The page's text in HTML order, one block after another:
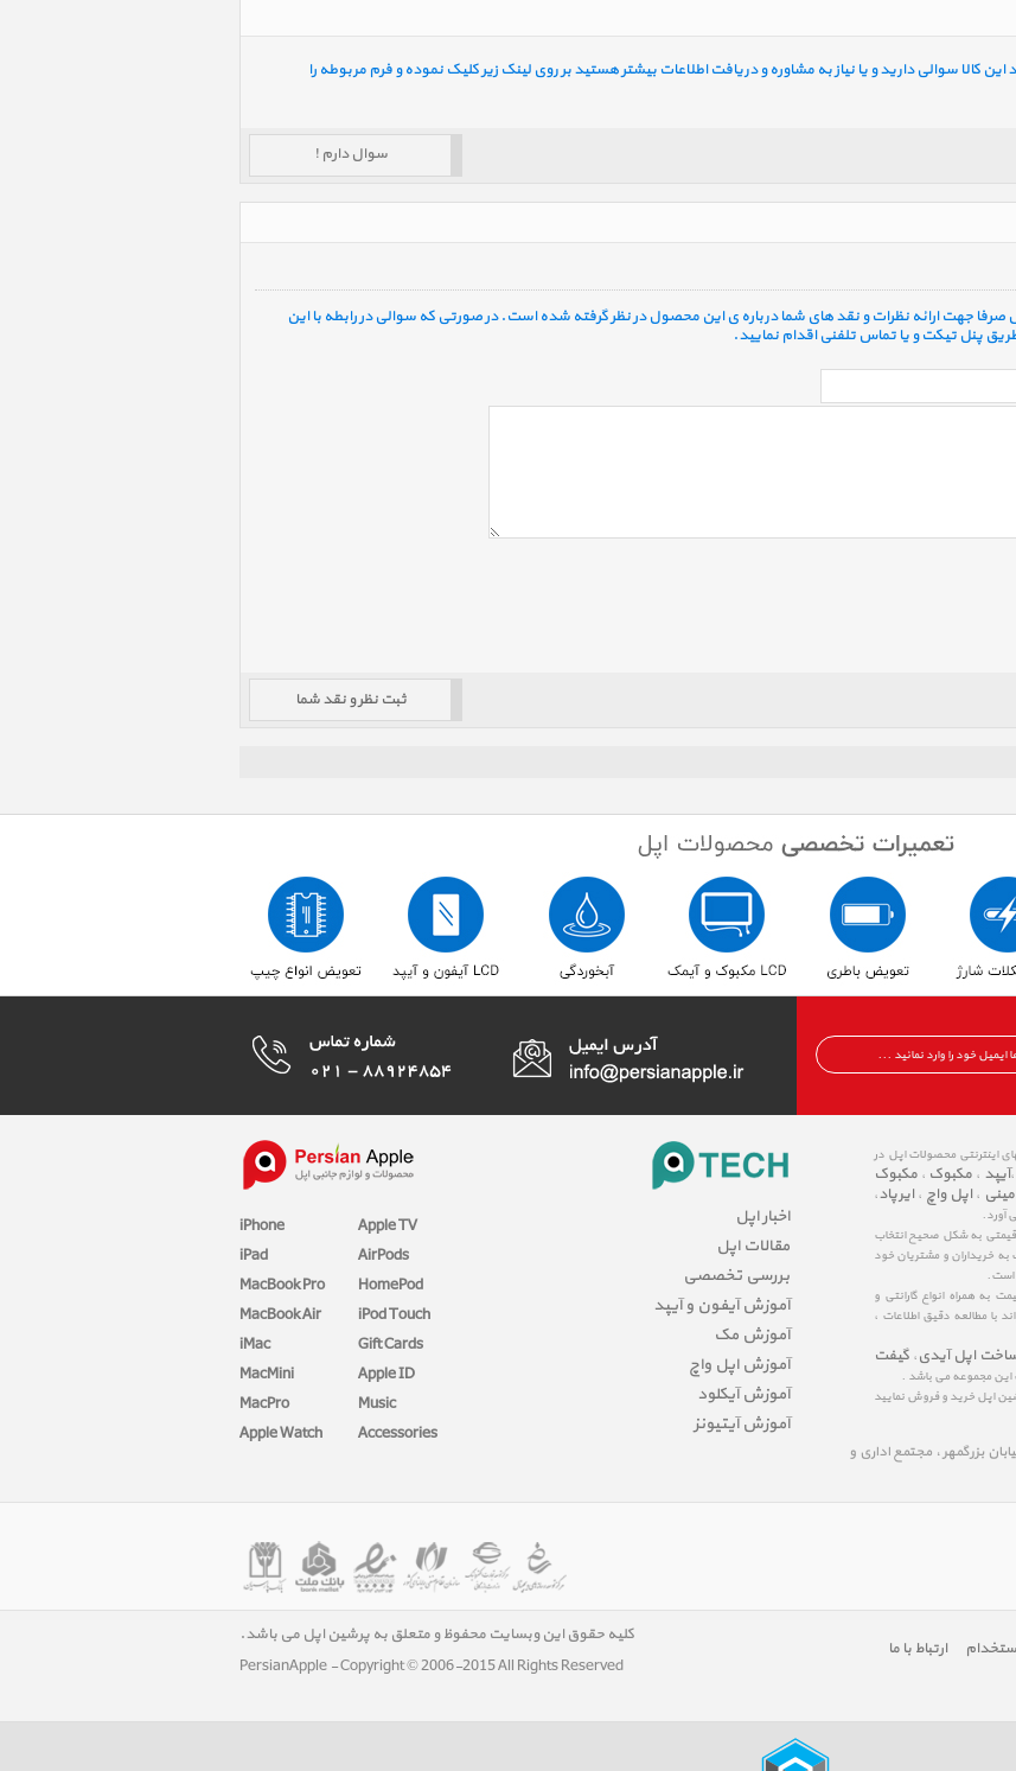
کالا سوالی دارید و یا نیاز به مشاوره و دریافت اطلاعات بیشتر هستید بر روی لینک زیر کلیک نموده و فرم مربوطه را
سوال دارم !
صرفا جهت ارائه نظرات و نقد های شما درباره ی این محصول در نظر گرفته شده است. در صورتی که سوالی در رابطه با این
پنل تیکت و یا تماس تلفنی اقدام نمایید.
iPhone
iPad
MacBook Pro
MacBook Air
iMac
MacMini
MacPro
Apple Watch
Apple TV
AirPods
HomePod
iPod Touch
Gift Cards
Apple ID
Music
Accessories
اخبار اپل
مقالات اپل
بررسی تخصصی
آموزش آیفون و آیپد
آموزش مک
آموزش اپل واچ
آموزش آیکلود
آموزش آیتیونز
اینترنتی محصولات اپل در
،آیپد ، مکبوک ، مکبوک
، اپل واچ ، ایرپاد،
آورد.
قیمتی به شکل صحیح انتخاب
خریداران و مشتریان خود
است.
به همراه انواع گارانتی و
با مطالعه دقیق اطلاعات ،
اپل آیدی ، گیفت
این مجموعه می باشد .
اپل خرید و فروش نمایید
بزرگمهر ، مجتمع اداری و
ارتباط با ما
کلیه حقوق این وبسایت محفوظ و متعلق به پرشین اپل می باشد.
PersianApple - Copyright © 2006-2015 All Rights Reserved